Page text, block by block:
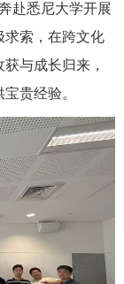
赴悉尼大学开展
求索，在跨文化
与成长归来，
贵经验。